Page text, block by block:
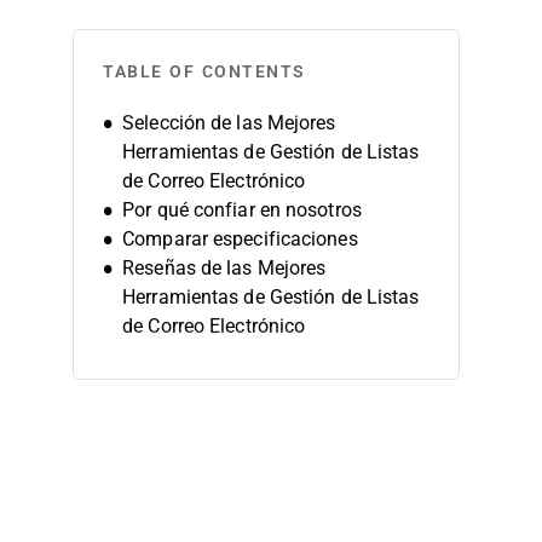
TABLE OF CONTENTS
Selección de las Mejores
Herramientas de Gestión de Listas
de Correo Electrónico
Por qué confiar en nosotros
Comparar especificaciones
Reseñas de las Mejores
Herramientas de Gestión de Listas
de Correo Electrónico
MillionVerifier